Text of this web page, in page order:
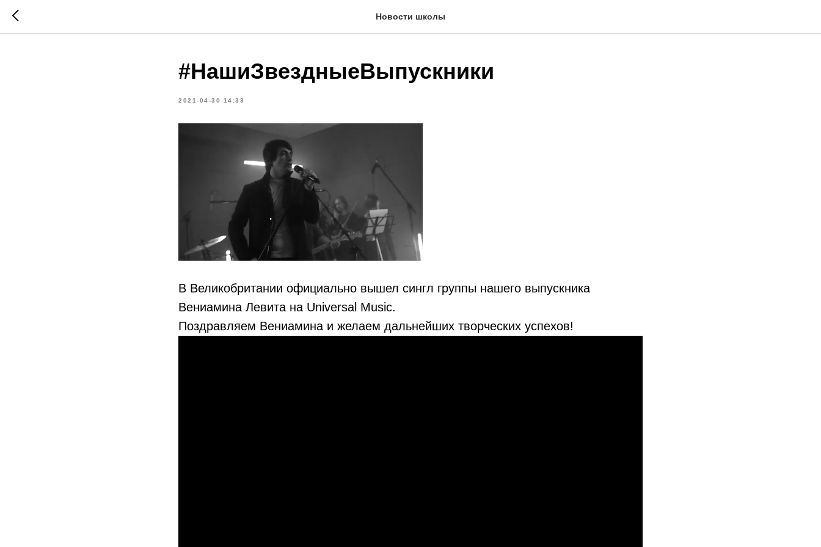
Новости школы
#НашиЗвездныеВыпускники
2021-04-30 14:33
В Великобритании официально вышел сингл группы нашего выпускника
Вениамина Левита на Universal Music.
Поздравляем Вениамина и желаем дальнейших творческих успехов!